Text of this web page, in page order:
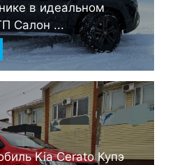
в идеальном
Салон ...
Kia Cerato Купэ